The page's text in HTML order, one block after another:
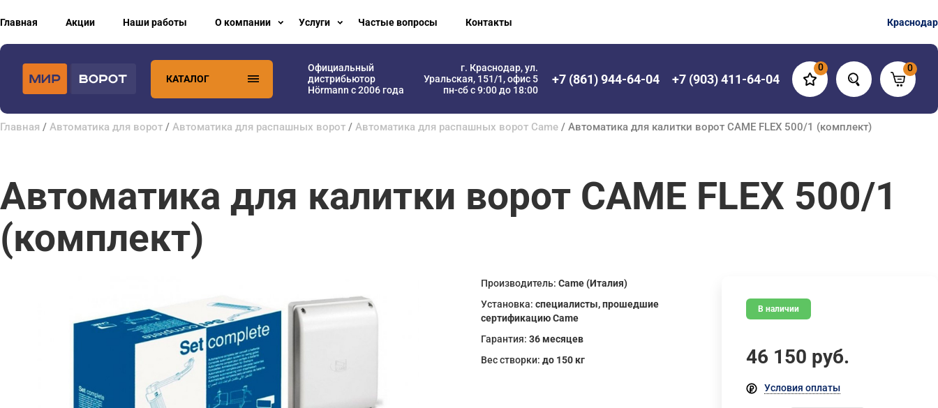
Главная Акции Наши работы О компании Услуги Частые вопросы Контакты Краснодар
КАТАЛОГ
Официальный
дистрибьютор
Hörmann с 2006 года
г. Краснодар, ул.
Уральская, 151/1, офис 5
пн-сб с 9:00 до 18:00
+7 (861) 944-64-04 +7 (903) 411-64-04
0 0
Главная / Автоматика для ворот / Автоматика для распашных ворот / Автоматика для распашных ворот Came / Автоматика для калитки ворот CAME FLEX 500/1 (комплект)
Автоматика для калитки ворот CAME FLEX 500/1
(комплект)
Производитель:Came (Италия)
Установка:специалисты, прошедшие
сертификацию Came
Гарантия:36 месяцев
Вес створки:до 150 кг
В наличии
46 150 руб.
Условия оплаты